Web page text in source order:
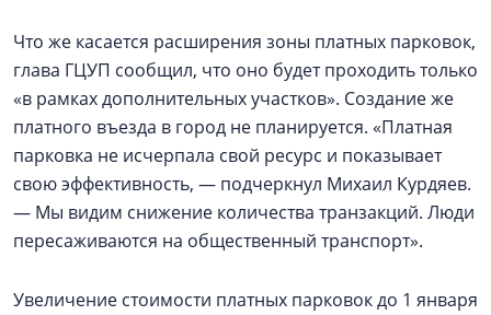
Что же касается расширения зоны платных парковок,
глава ГЦУП сообщил, что оно будет проходить только
«в рамках дополнительных участков». Создание же
платного въезда в город не планируется. «Платная
парковка не исчерпала свой ресурс и показывает
свою эффективность, — подчеркнул Михаил Курдяев.
— Мы видим снижение количества транзакций. Люди
пересаживаются на общественный транспорт».
Увеличение стоимости платных парковок до 1 января